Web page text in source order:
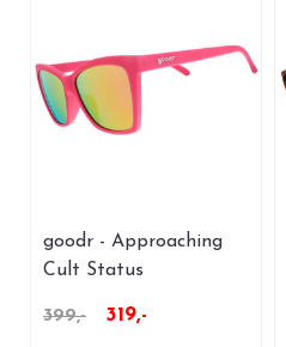
goodr - Approaching
Cult Status
399,- 319,-